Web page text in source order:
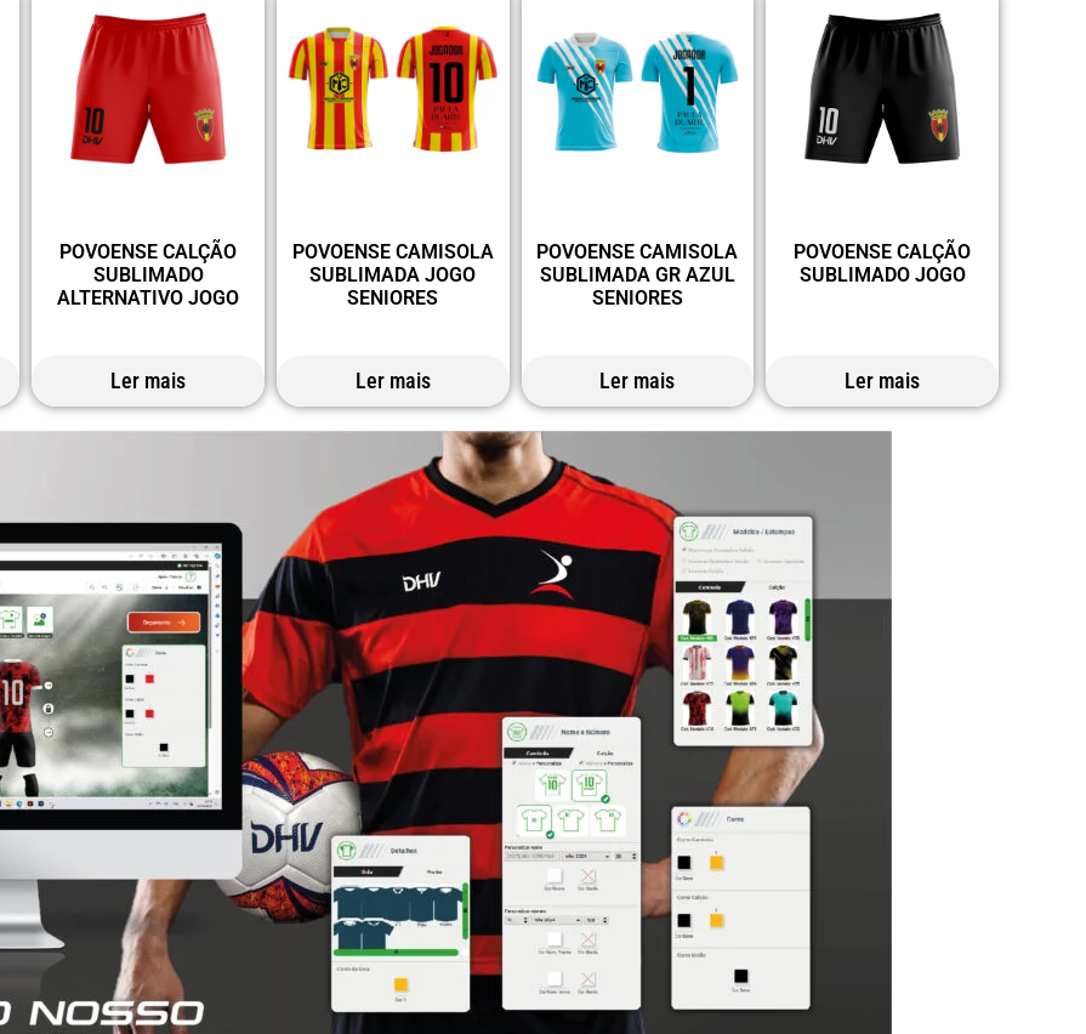
POVOENSE CALÇÃO
SUBLIMADO
ALTERNATIVO JOGO
Ler mais
POVOENSE CAMISOLA
SUBLIMADA JOGO
SENIORES
Ler mais
POVOENSE CAMISOLA
SUBLIMADA GR AZUL
SENIORES
Ler mais
POVOENSE CALÇÃO
SUBLIMADO JOGO
Ler mais